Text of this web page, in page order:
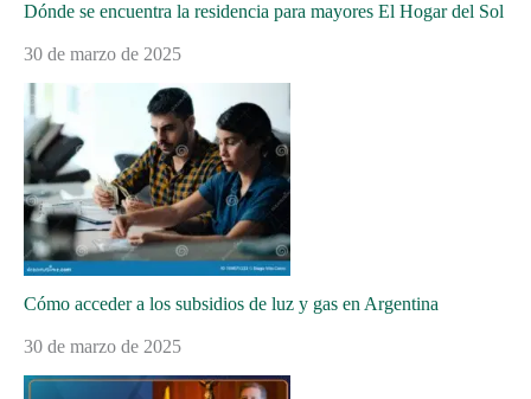
Dónde se encuentra la residencia para mayores El Hogar del Sol
30 de marzo de 2025
Cómo acceder a los subsidios de luz y gas en Argentina
30 de marzo de 2025